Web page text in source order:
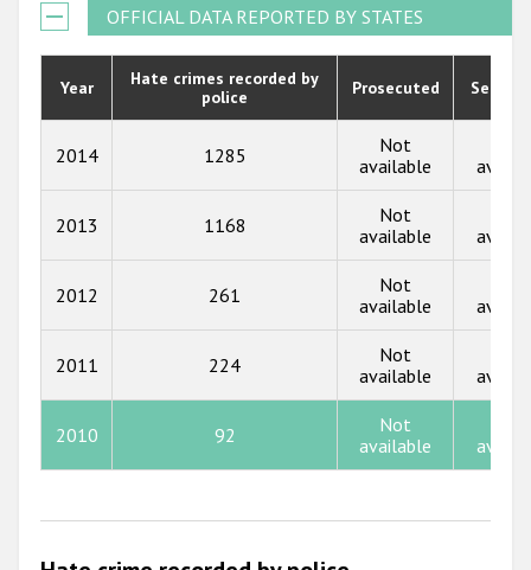
2021
2020
2017
2012
2009
OFFICIAL DATA REPORTED BY STATES
Year
Hate crimes recorded by
police
Prosecuted
2014 1285
Not
available
2013 1168
Not
available
2012 261
Not
available
2011 224
Not
available
2010 92
Not
available